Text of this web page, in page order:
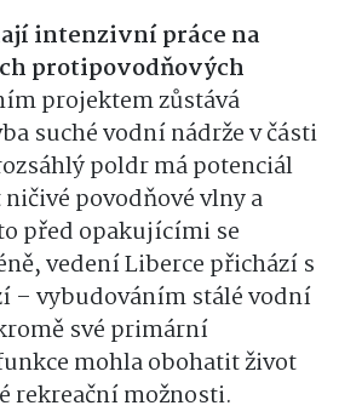
intenzivní práce na
protipovodňových
projektem zůstává
suché vodní nádrže v části
poldr má potenciál
povodňové vlny a
před opakujícími se
vedení Liberce přichází s
– vybudováním stálé vodní
své primární
mohla obohatit život
rekreační možnosti.